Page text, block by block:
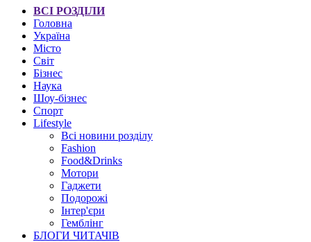
ВСІ РОЗДІЛИ
Головна
Україна
Місто
Світ
Бізнес
Наука
Шоу-бізнес
Спорт
Lifestyle
Всі новини розділу
Fashion
Food&Drinks
Мотори
Гаджети
Подорожі
Інтер'єри
Гемблінг
БЛОГИ ЧИТАЧІВ